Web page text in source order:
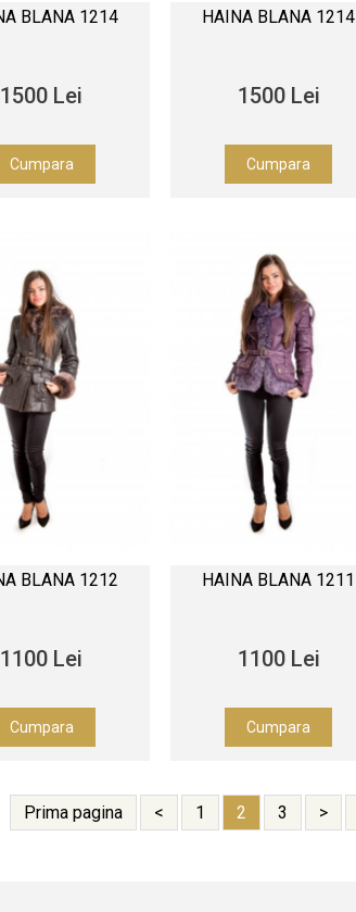
BLANA 1214
1500 Lei
Cumpara
HAINA BLANA 1214
1500 Lei
Cumpara
BLANA 1212
1100 Lei
Cumpara
HAINA BLANA 1211
1100 Lei
Cumpara
Prima pagina < 1 2 3 >